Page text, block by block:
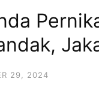
29, 2024